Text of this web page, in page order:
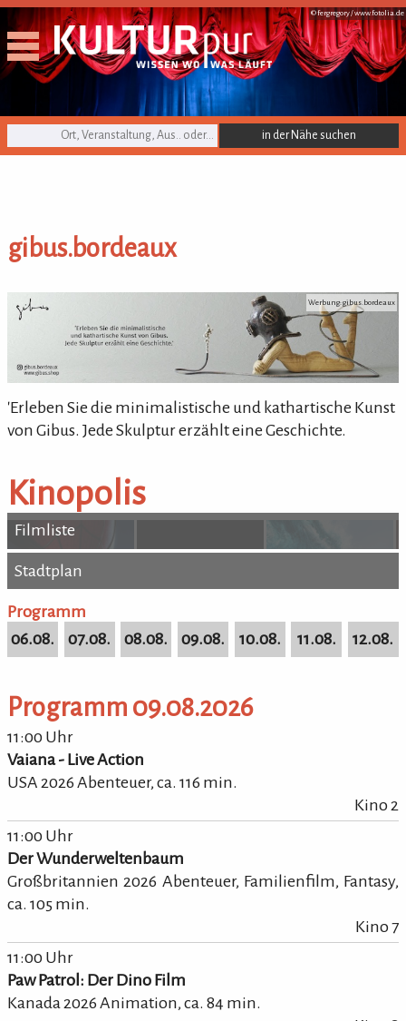
© fergregory /www.fotolia.de
KULTURpur Suche
gibus.bordeaux
gibus.bordeaux Werbung: gibus.bordeaux
'Erleben Sie die minimalistische und kathartische Kunst
von Gibus. Jede Skulptur erzählt eine Geschichte.
Kinopolis
Filmliste
Stadtplan
Stadtplan
Programm
06.08.
07.08. 08.08. 09.08. 10.08. 11.08. 12.08.
Programm 09.08.2026
11:00 Uhr
Vaiana - Live Action
USA 2026 Abenteuer, ca. 116 min.
Kino 2
11:00 Uhr
Der Wunderweltenbaum
Großbritannien 2026 Abenteuer, Familienfilm, Fantasy,
ca. 105 min.
Kino 7
11:00 Uhr
Paw Patrol: Der Dino Film
Kanada 2026 Animation, ca. 84 min.